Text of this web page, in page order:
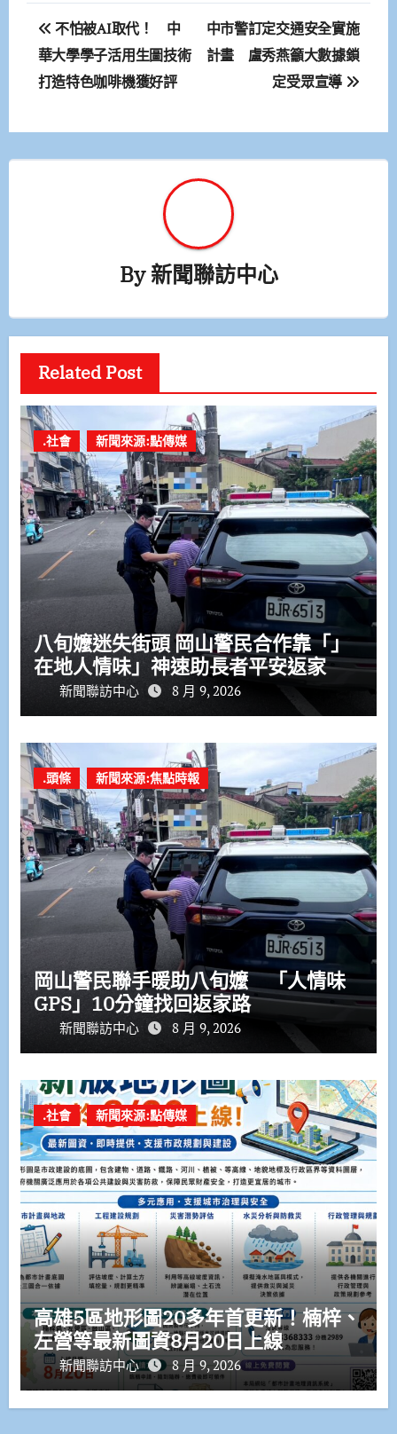
文
章
導
覽
不怕被AI取代！ 中
華大學學子活用生圖技術
打造特色咖啡機獲好評
中市警訂定交通安全實施
計畫 盧秀燕籲大數據鎖
定受眾宣導
By新聞聯訪中心
Related Post
.社會 新聞來源:點傳媒
八旬嬤迷失街頭 岡山警民合作靠「」
在地人情味」神速助長者平安返家
新聞聯訪中心 8 月 9, 2026
.頭條 新聞來源:焦點時報
岡山警民聯手暖助八旬嬤 「人情味
GPS」10分鐘找回返家路
新聞聯訪中心 8 月 9, 2026
.社會 新聞來源:點傳媒
高雄5區地形圖20多年首更新！楠梓、
左營等最新圖資8月20日上線
新聞聯訪中心 8 月 9, 2026